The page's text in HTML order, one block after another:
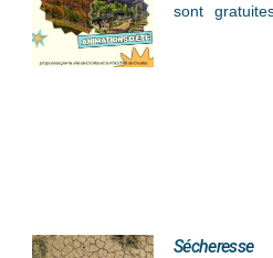
sont
Sécheresse